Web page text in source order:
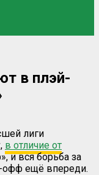
в плэй-
лиги
в отличие от
и вся борьба за
офф ещё впереди.